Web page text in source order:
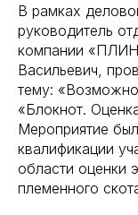
В рамках
руководитель
компании
Васильевич,
тему:
«Блокнот.
Мероприятие
квалификации
области оценки
племенного